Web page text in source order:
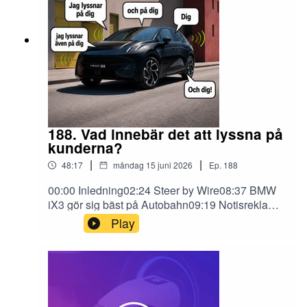
188. Vad innebär det att lyssna på
kunderna?
48:17 | måndag 15 juni 2026 | Ep. 188
00:00 Inledning02:24 Steer by Wire08:37 BMW
iX3 gör sig bäst på Autobahn09:19 Notisreklam i
bilappar – tycker vi inte om11:52 ID.Polo och
ID.Cross på tur i nord-Norge18:30 Feedback –
hur kan en BMW komma upp i 900k kr?22:07
Vad gäller för svenskar när Tesla ”FSD” kommer
till Danmark25:23 Neue Klasse M Concept29:17
Veckans begagnatbil hos Carla32:03 Lynk & Co
Play